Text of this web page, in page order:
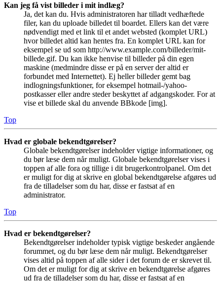
Kan jeg få vist billeder i mit indlæg?
Ja, det kan du. Hvis administratoren har tilladt vedhæftede
filer, kan du uploade billedet til boardet. Ellers kan det være
nødvendigt med et link til et andet websted (komplet URL)
hvor billedet altid kan hentes fra. En komplet URL kan for
eksempel se ud som http://www.example.com/billeder/mit-
billede.gif. Du kan ikke henvise til billeder på din egen
maskine (medmindre disse er på en server der altid er
forbundet med Internettet). Ej heller billeder gemt bag
indlogningsfunktioner, for eksempel hotmail-/yahoo-
postkasser eller andre steder beskyttet af adgangskoder. For at
vise et billede skal du anvende BBkode [img].
Top
Hvad er globale bekendtgørelser?
Globale bekendtgørelser indeholder vigtige informationer, og
du bør læse dem når muligt. Globale bekendtgørelser vises i
toppen af alle fora og tillige i dit brugerkontrolpanel. Om det
er muligt for dig at skrive en global bekendtgørelse afgøres ud
fra de tilladelser som du har, disse er fastsat af en
administrator.
Top
Hvad er bekendtgørelser?
Bekendtgørelser indeholder typisk vigtige beskeder angående
forummet, og du bør læse dem når muligt. Bekendtgørelser
vises altid på toppen af alle sider i det forum de er skrevet til.
Om det er muligt for dig at skrive en bekendtgørelse afgøres
ud fra de tilladelser som du har, disse er fastsat af en